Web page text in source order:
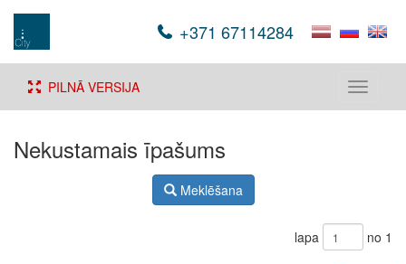
+371 67114284
Toggle
PILNĀ VERSIJA
Nekustamais īpašums
Meklēšana
lapa no 1